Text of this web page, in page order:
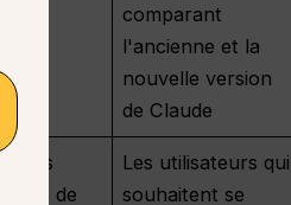
comparant
l'ancienne et la
nouvelle version
de Claude
les
de
Les utilisateurs qui
souhaitent se